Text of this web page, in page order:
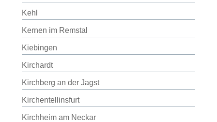
Kehl
Kernen im Remstal
Kiebingen
Kirchardt
Kirchberg an der Jagst
Kirchentellinsfurt
Kirchheim am Neckar